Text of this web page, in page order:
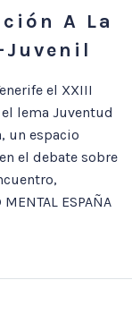
A La
el XXIII
el lema Juventud
un espacio
el debate sobre
ESPAÑA